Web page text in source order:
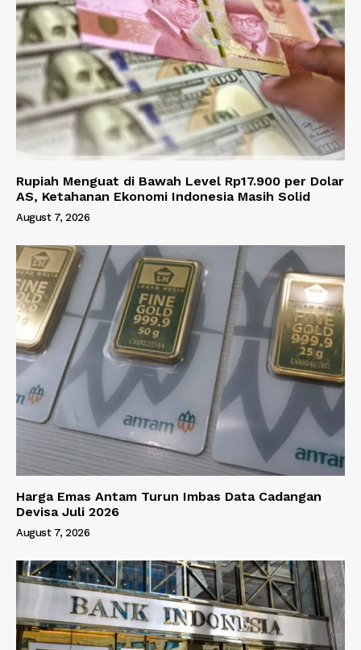
Rupiah Menguat di Bawah Level Rp17.900 per Dolar
AS, Ketahanan Ekonomi Indonesia Masih Solid
August 7, 2026
Harga Emas Antam Turun Imbas Data Cadangan
Devisa Juli 2026
August 7, 2026